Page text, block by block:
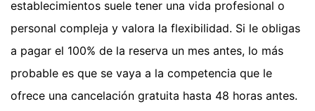
establecimientos suele tener una vida profesional o
personal compleja y valora la flexibilidad. Si le obligas
a pagar el 100% de la reserva un mes antes, lo más
probable es que se vaya a la competencia que le
ofrece una cancelación gratuita hasta 48 horas antes.